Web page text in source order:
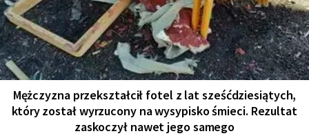
Mężczyzna przekształcił fotel z lat sześćdziesiątych,
który został wyrzucony na wysypisko śmieci. Rezultat
zaskoczył nawet jego samego